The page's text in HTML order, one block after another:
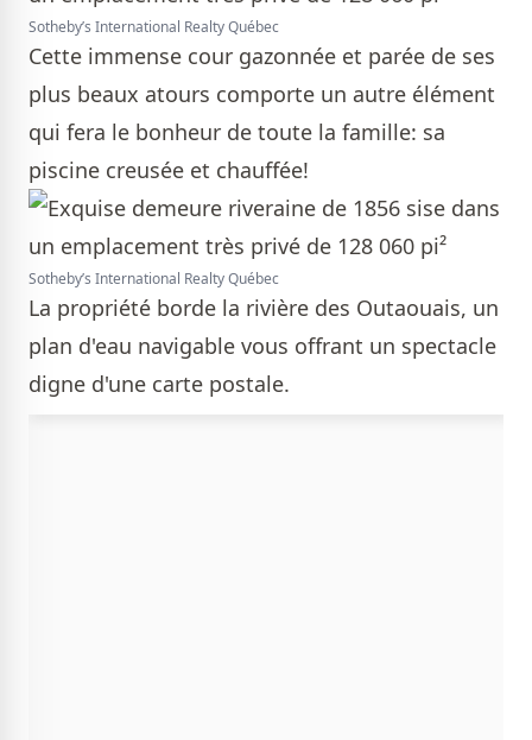
Sotheby’s International Realty Québec
Cette immense cour gazonnée et parée de ses
plus beaux atours comporte un autre élément
qui fera le bonheur de toute la famille: sa
piscine creusée et chauffée!
Sotheby’s International Realty Québec
La propriété borde la rivière des Outaouais, un
plan d'eau navigable vous offrant un spectacle
digne d'une carte postale.